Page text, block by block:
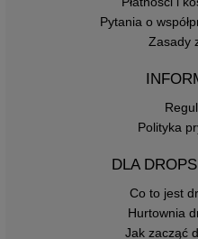
Pytania o
Zasady
Polityka
DLA
Co to jest
Hurtownia
Jak zacząć